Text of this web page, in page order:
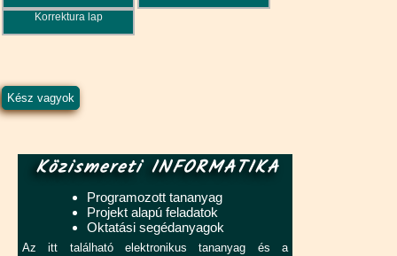
Korrektura lap
Közismereti INFORMATIKA
Programozott tananyag
Projekt alapú feladatok
Oktatási segédanyagok
Az itt található elektronikus tananyag és a